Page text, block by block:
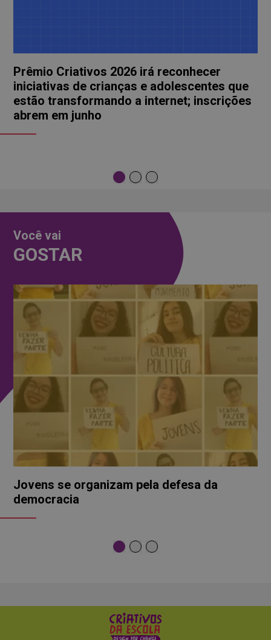
Prêmio Criativos 2026 irá reconhecer
iniciativas de crianças e adolescentes que
estão transformando a internet; inscrições
abrem em junho
Você vai
GOSTAR
Jovens se organizam pela defesa da
democracia